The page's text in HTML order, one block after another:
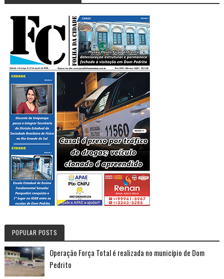
POPULAR POSTS
Operação Força Total é realizada no município de Dom
Pedrito